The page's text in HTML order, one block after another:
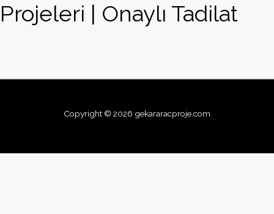
Projeleri | Onaylı Tadilat
Copyright © 2026 gekararacproje.com